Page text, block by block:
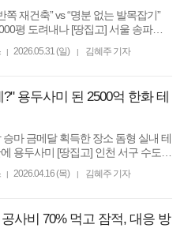
쪽 재건축” vs “명분 없는 발목잡기”
나 [땅집고] 서울 송파구
’ 가 정비구역 지정 과정에서 단지 중
| 2026.05.31 (일) | 김혜주 기자
용두사미 된 2500억 한화 테
마 금메달 획득한 장소 돔형 실내 테
집고] 인천 서구 수도권
진과는 달리 사업성 논란에 직면했
| 2026.04.16 (목) | 김혜주 기자
사비 70% 먹고 잠적, 대응 방